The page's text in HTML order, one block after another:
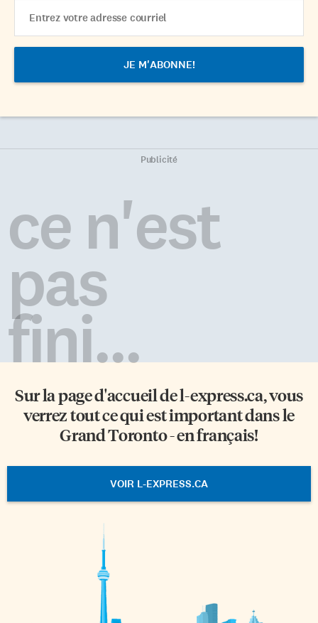
Address
Publicité
ce n'est
pas
fini...
Sur la page d'accueil del-express.ca, vous
verrez tout ce qui est important dans le
Grand Toronto - en français!
VOIR L-EXPRESS.CA